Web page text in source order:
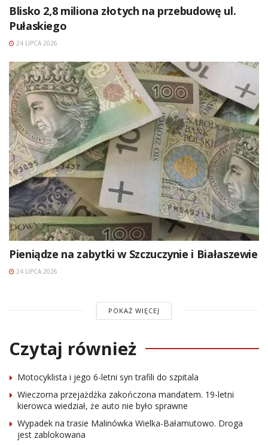
Blisko 2,8 miliona złotych na przebudowę ul.
Pułaskiego
24 LIPCA 2026
Pieniądze na zabytki w Szczuczynie i Białaszewie
24 LIPCA 2026
POKAŻ WIĘCEJ
Czytaj również
Motocyklista i jego 6-letni syn trafili do szpitala
Wieczorna przejażdżka zakończona mandatem. 19-letni
kierowca wiedział, że auto nie było sprawne
Wypadek na trasie Malinówka Wielka-Bałamutowo. Droga
jest zablokowana